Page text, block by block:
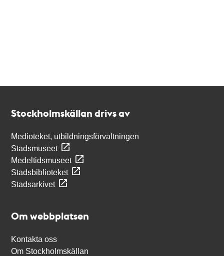
Stockholmskällan drivs av
Medioteket, utbildningsförvaltningen
Stadsmuseet
Medeltidsmuseet
Stadsbiblioteket
Stadsarkivet
Om webbplatsen
Kontakta oss
Om Stockholmskällan